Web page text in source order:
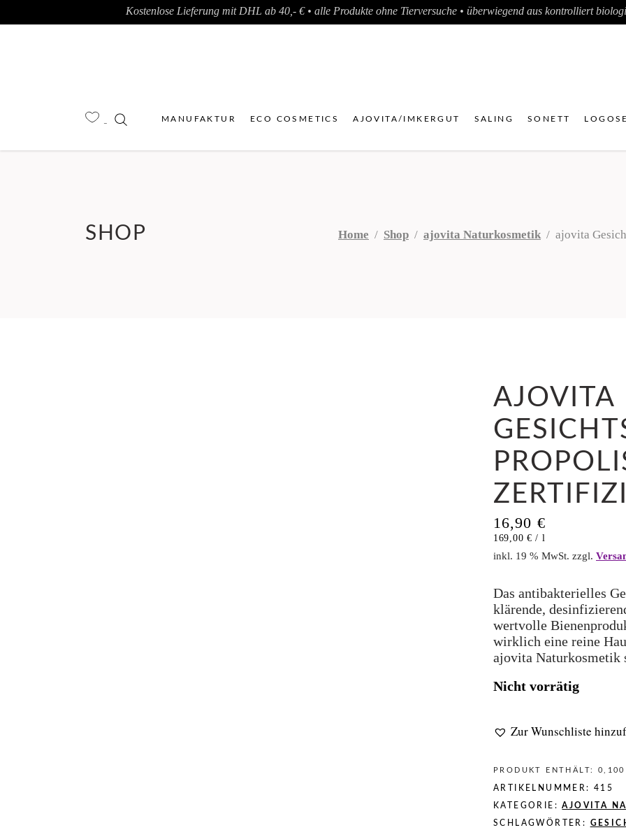
Kostenlose Lieferung mit DHL ab 40,- € • alle Produkte ohne Tierversuche • überwiegend aus kontrolliert
MANUFAKTUR ECO COSMETICS AJOVITA/IMKERGUT SALING SONETT
SHOP Home / Shop / ajovita Naturkosmetik / ajovita
AJOVITA
16,90 €
169,00 € / l
inkl. 19 % MwSt. zzgl.
Das antibakterielles
klärende,
wertvolle
wirklich eine reine
ajovita Naturkosmetik
Nicht vorrätig
Zur Wunschliste
PRODUKT ENTHÄLT: 0,100
ARTIKELNUMMER: 415
KATEGORIE:AJOVITA
SCHLAGWÖRTER: